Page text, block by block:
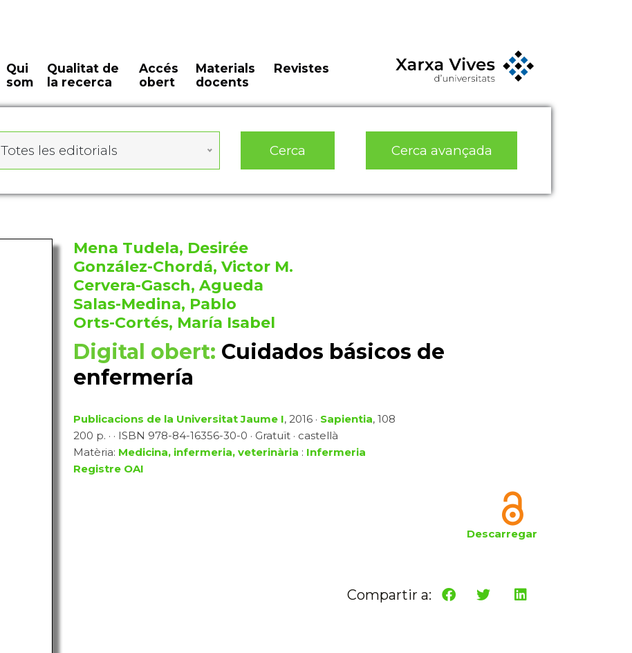
Qui
som
Qualitat de
la recerca
Accés
obert
Materials
docents
Revistes
Totes les editorials Cerca Cerca avançada
Mena Tudela, Desirée
González-Chordá, Victor M.
Cervera-Gasch, Agueda
Salas-Medina, Pablo
Orts-Cortés, María Isabel
Digital obert: Cuidados básicos de
enfermería
Publicacions de la Universitat Jaume I, 2016 · Sapientia, 108
200 p. · · ISBN 978-84-16356-30-0 · Gratuït · castellà
Matèria: Medicina, infermeria, veterinària : Infermeria
Registre OAI
Descarregar
Compartir a: